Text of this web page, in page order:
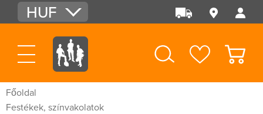
HUF
EUR
USD
Főoldal
Festékek, színvakolatok